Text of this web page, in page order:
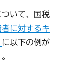
いて、国税
者に対するキ
に以下の例が